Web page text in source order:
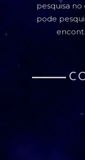
pesquisa
pode